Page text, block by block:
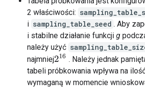
2 właściwości:
i sampling_table_seed . Aby
i stabilne działanie funkcji g
należy użyć
najmniej216 . Należy jednak
tabeli próbkowania wpływa na
wymaganą w momencie